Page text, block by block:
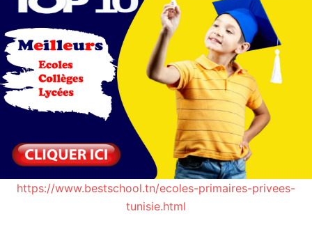
https://www.bestschool.tn/ecoles-primaires-privees-
tunisie.html